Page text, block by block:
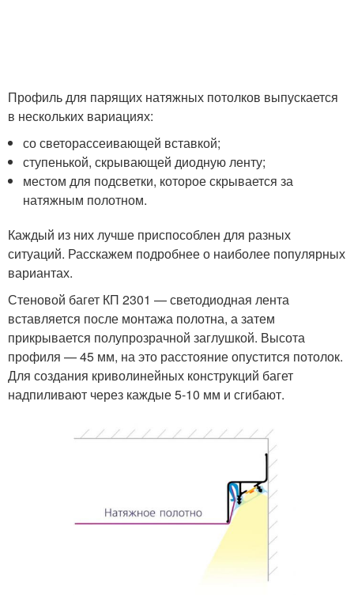
Профиль для парящих натяжных потолков выпускается
в нескольких вариациях:
со светорассеивающей вставкой;
ступенькой, скрывающей диодную ленту;
местом для подсветки, которое скрывается за
натяжным полотном.
Каждый из них лучше приспособлен для разных
ситуаций. Расскажем подробнее о наиболее популярных
вариантах.
Стеновой багет КП 2301 — светодиодная лента
вставляется после монтажа полотна, а затем
прикрывается полупрозрачной заглушкой. Высота
профиля — 45 мм, на это расстояние опустится потолок.
Для создания криволинейных конструкций багет
надпиливают через каждые 5-10 мм и сгибают.